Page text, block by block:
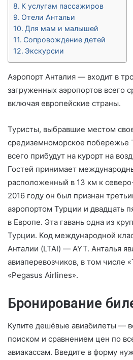
К услугам пассажиров
Отели Антальи
Для мам и малышей
Сопровождение детей
Экскурсии
Аэропорт Анталия — входит в
загруженных аэропортов всего
включая европейские страны.
Туристы, выбравшие местом
средиземноморское побережье
всего прибудут на курорт на
Гостей принимает
расположенный в 13 км к
2016 году он был признан
аэропортом Турции и двадцать
в Европе. Эта гавань одна из
Турции. Код международной
Анталии (LTAI) — AYT. Анталья
авиаперевозчиков, в том числе
«Pegasus Airlines».
Бронирование
Купите дешёвые авиабилеты —
поиском и сравнением цен по
авиакассам. Введите в форму